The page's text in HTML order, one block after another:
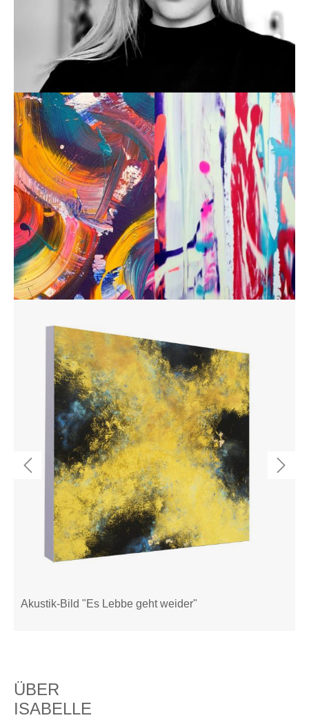
Akustik-Bild "Es Lebbe geht weider"
ÜBER
ISABELLE